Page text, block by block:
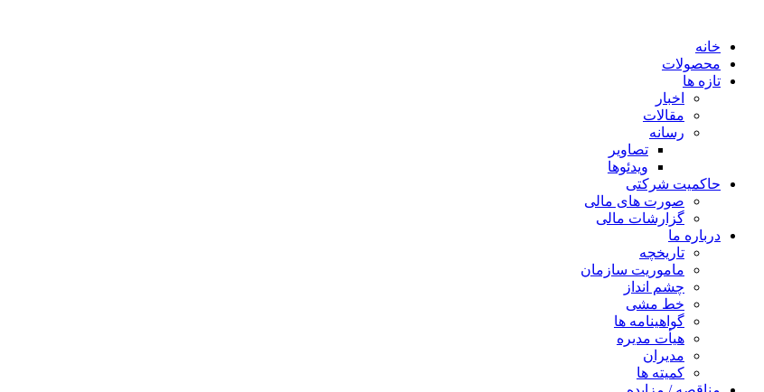
خانه
محصولات
تازه ها
اخبار
مقالات
رسانه
تصاویر
ویدئوها
حاکمیت شرکتی
صورت های مالی
گزارشات مالی
درباره ما
تاریخچه
ماموریت سازمان
چشم انداز
خط مشی
گواهینامه ها
هیأت مدیره
مدیران
کمیته ها